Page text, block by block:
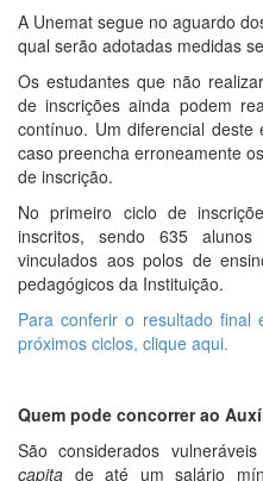
A Unemat segue no aguardo
qual serão adotadas medidas
Os estudantes que não
de inscrições ainda podem
contínuo. Um diferencial
caso preencha erroneamente
de inscrição.
No primeiro ciclo de
inscritos, sendo 635
vinculados aos polos de
pedagógicos da Instituição.
Para conferir o resultado
próximos ciclos, clique aqui.
Quem pode concorrer ao
São considerados
capita de até um salário